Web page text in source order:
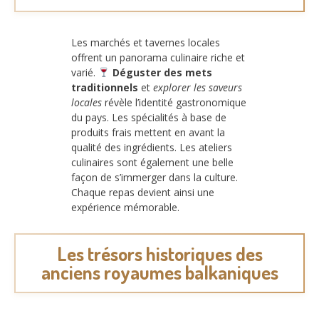
Les marchés et tavernes locales
offrent un panorama culinaire riche et
varié.
Déguster des mets
traditionnels et explorer les saveurs
locales révèle l’identité gastronomique
du pays. Les spécialités à base de
produits frais mettent en avant la
qualité des ingrédients. Les ateliers
culinaires sont également une belle
façon de s’immerger dans la culture.
Chaque repas devient ainsi une
expérience mémorable.
Les trésors historiques des
anciens royaumes balkaniques